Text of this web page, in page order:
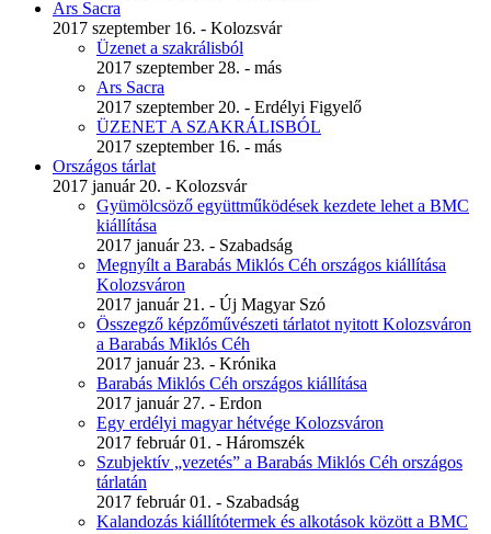
Ars Sacra
2017 szeptember 16. - Kolozsvár
Üzenet a szakrálisból
2017 szeptember 28. - más
Ars Sacra
2017 szeptember 20. - Erdélyi Figyelő
ÜZENET A SZAKRÁLISBÓL
2017 szeptember 16. - más
Országos tárlat
2017 január 20. - Kolozsvár
Gyümölcsöző együttműködések kezdete lehet a BMC
kiállítása
2017 január 23. - Szabadság
Megnyílt a Barabás Miklós Céh országos kiállítása
Kolozsváron
2017 január 21. - Új Magyar Szó
Összegző képzőművészeti tárlatot nyitott Kolozsváron
a Barabás Miklós Céh
2017 január 23. - Krónika
Barabás Miklós Céh országos kiállítása
2017 január 27. - Erdon
Egy erdélyi magyar hétvége Kolozsváron
2017 február 01. - Háromszék
Szubjektív „vezetés” a Barabás Miklós Céh országos
tárlatán
2017 február 01. - Szabadság
Kalandozás kiállítótermek és alkotások között a BMC